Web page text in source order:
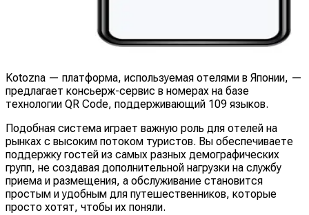
Kotozna — платформа, используемая отелями в Японии, —
предлагает консьерж-сервис в номерах на базе
технологии QR Code, поддерживающий 109 языков.
Подобная система играет важную роль для отелей на
рынках с высоким потоком туристов. Вы обеспечиваете
поддержку гостей из самых разных демографических
групп, не создавая дополнительной нагрузки на службу
приема и размещения, а обслуживание становится
простым и удобным для путешественников, которые
просто хотят, чтобы их поняли.